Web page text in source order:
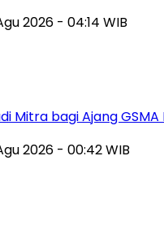
2026 - 04:14 WIB
Mitra bagi Ajang GSMA
2026 - 00:42 WIB